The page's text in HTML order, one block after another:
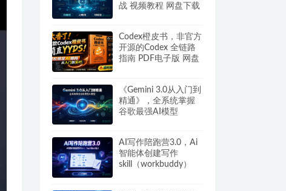
战 视频教程 网盘下载
Codex橙皮书，非官方
开源的Codex 全链路
指南 PDF电子版 网盘
《Gemini 3.0从入门到
精通》，全系统掌握
谷歌最强AI模型
AI写作陪跑营3.0，Ai
智能体创建写作
skill（workbuddy）